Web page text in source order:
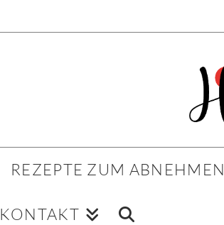
REZEPTE ZUM ABNEHMEN
KONTAKT